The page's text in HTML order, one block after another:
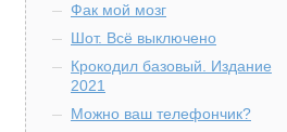
Фак мой мозг
Шот. Всё выключено
Крокодил базовый. Издание
2021
Можно ваш телефончик?